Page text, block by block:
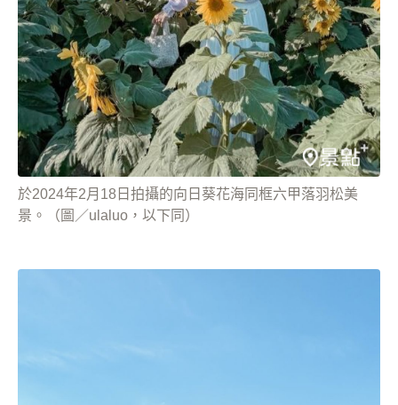
於2024年2月18日拍攝的向日葵花海同框六甲落羽松美
景。（圖／ulaluo，以下同）